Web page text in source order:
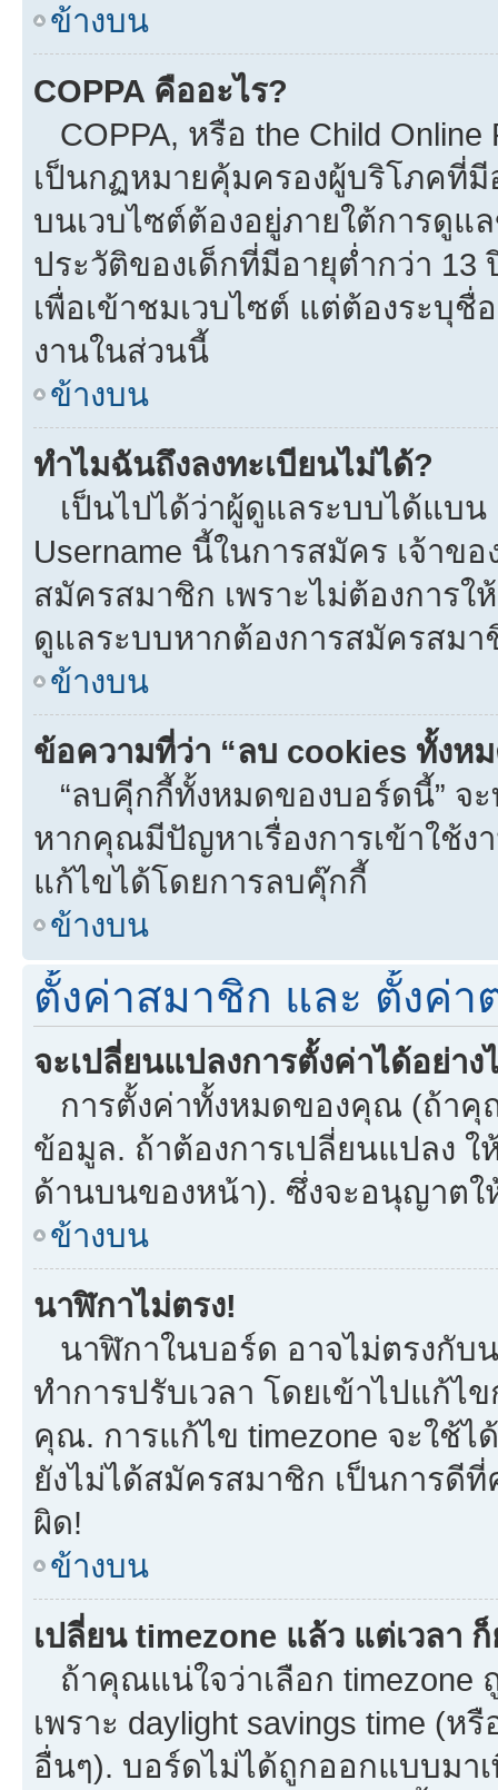
ข้างบน
COPPA คืออะไร?
COPPA, หรือ the Child Online
เป็นกฏหมายคุ้มครองผู้บริโภคที่มี
บนเวบไซต์ต้องอยู่ภายใต้การดูแ
ประวัติของเด็กที่มีอายุต่ำกว่า
เพื่อเข้าชมเวบไซต์ แต่ต้องระบุชื่
งานในส่วนนี้
ข้างบน
ทำไมฉันถึงลงทะเบียนไม่ได้?
เป็นไปได้ว่าผู้ดูแลระบบได้แบน
Username นี้ในการสมัคร เจ้าข
สมัครสมาชิก เพราะไม่ต้องการ
ดูแลระบบหากต้องการสมัครสมา
ข้างบน
ข้อความที่ว่า “ลบ cookies ทั้งห
“ลบคุีกกี้ทั้งหมดของบอร์ดนี้” จ
หากคุณมีปัญหาเรื่องการเข้าใช้ง
แก้ไขได้โดยการลบคุ๊กกี้
ข้างบน
ตั้งค่าสมาชิก และ ตั้งค่า
จะเปลี่ยนแปลงการตั้งค่าได้อย่าง
การตั้งค่าทั้งหมดของคุณ (ถ้าคุ
ข้อมูล. ถ้าต้องการเปลี่ยนแปลง
ด้านบนของหน้า). ซึ่งจะอนุญาต
ข้างบน
นาฬิกาไม่ตรง!
นาฬิกาในบอร์ด อาจไม่ตรงกั
ทำการปรับเวลา โดยเข้าไปแก้ไ
คุณ. การแก้ไข timezone จะใช้
ยังไม่ได้สมัครสมาชิก เป็นการ
ผิด!
ข้างบน
เปลี่ยน timezone แล้ว แต่เวลา
ถ้าคุณแน่ใจว่าเลือก timezone
เพราะ daylight savings time (ห
อื่นๆ). บอร์ดไม่ได้ถูกออกแบบมา